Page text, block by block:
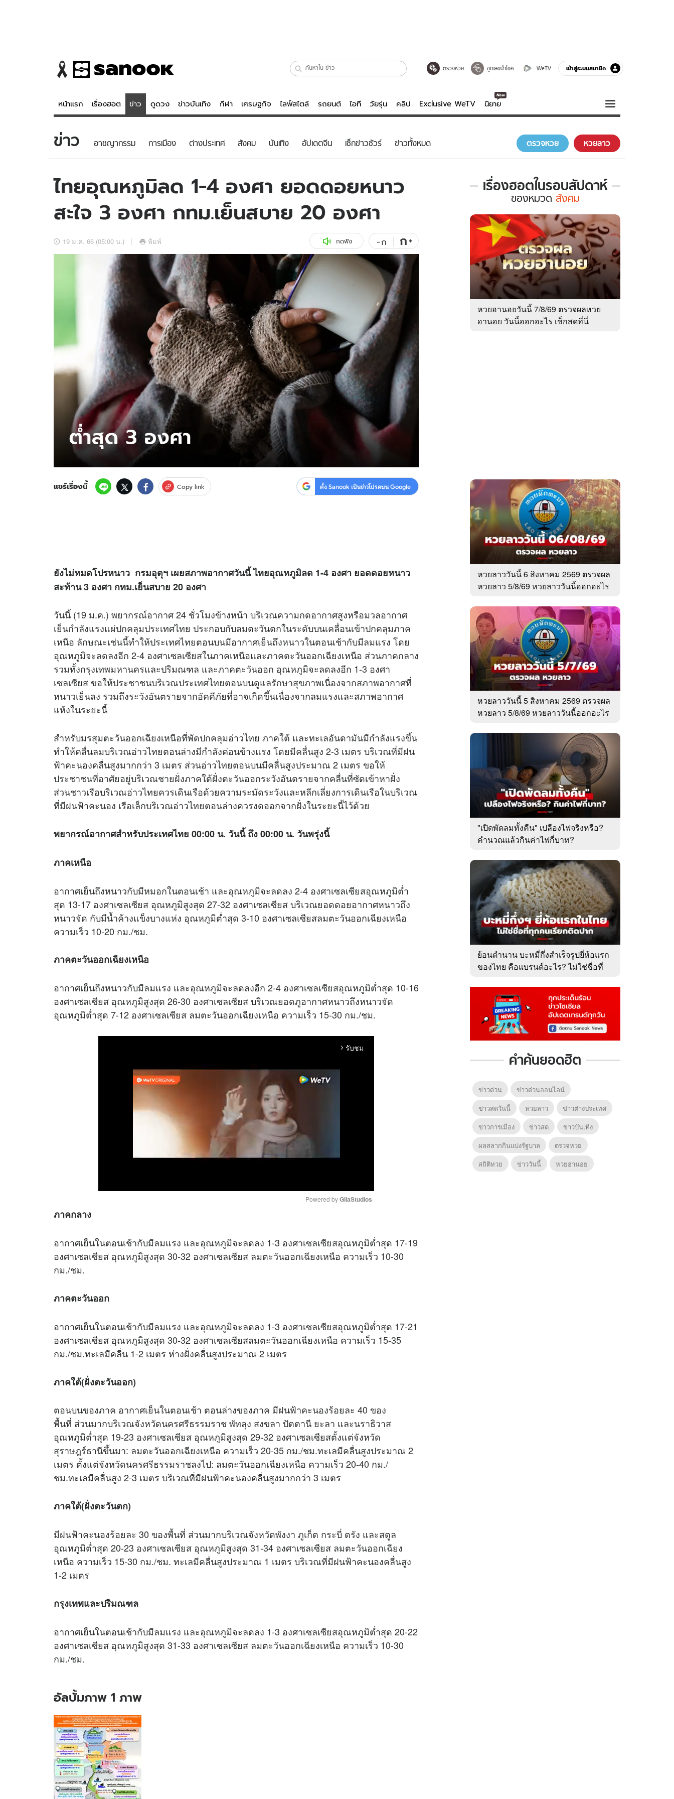
ตรวจหวย ขูดเลขนำโชค WeTV เข้าสู่ระบบสมาชิก
หน้าแรก เรื่องฮอต ข่าว ดูดวง ข่าวบันเทิง กีฬา เศรษฐกิจ ไลฟ์สไตล์ รถยนต์ ไอที วัยรุ่น คลิป Exclusive WeTV นิยาย
ข่าว
ข่าวบันเทิง
ข่าวกีฬา
ข่าวเศรษฐกิจ
อัปเดตจีน
เช็กข่าวชัวร์
ดูดวง - ตรวจหวย
สถิติหวยไทย
หวยลาว
ไลฟ์สไตล์
วัยรุ่น
ไอที
รถยนต์
สุขภาพ
เที่ยว-กิน
Tasteful Thailand
Sanook Choice
บันเทิงครบรส
ดูทีวี
WeTV
ความรู้รอบตัว
ฮาวทู
ดาวน์โหลดสนุกแอปฟรี ติดตามสนุกโซเชียลได้ที่
สงวนลิขสิทธิ์ © 2569บริษัท อิมเมจ ฟิวเจอร์ (ประเทศไทย) จำกัด
ข่าว อาชญากรรม การเมือง ต่างประเทศ สังคม บันเทิง อัปเดตจีน เช็กข่าวชัวร์ ข่าวทั้งหมด ตรวจหวย หวยลาว
ไทยอุณหภูมิลด 1-4 องศา ยอดดอยหนาว
สะใจ 3 องศา กทม.เย็นสบาย 20 องศา
19 ม.ค. 66 (05:00 น.) พิมพ์ กดฟัง -ก ก+
แชร์เรื่องนี้ Copy link ตั้ง Sanook เป็นข่าวโปรดบน Google
ยังไม่หมดโปรหนาว กรมอุตุฯ เผยสภาพอากาศวันนี้ ไทยอุณหภูมิลด 1-4 องศา ยอดดอยหนาว
สะท้าน 3 องศา กทม.เย็นสบาย 20 องศา
วันนี้ (19 ม.ค.) พยากรณ์อากาศ 24 ชั่วโมงข้างหน้า บริเวณความกดอากาศสูงหรือมวลอากาศ
เย็นกำลังแรงแผ่ปกคลุมประเทศไทย ประกอบกับลมตะวันตกในระดับบนเคลื่อนเข้าปกคลุมภาค
เหนือ ลักษณะเช่นนี้ทำให้ประเทศไทยตอนบนมีอากาศเย็นถึงหนาวในตอนเช้ากับมีลมแรง โดย
อุณหภูมิจะลดลงอีก 2-4 องศาเซลเซียสในภาคเหนือและภาคตะวันออกเฉียงเหนือ ส่วนภาคกลาง
รวมทั้งกรุงเทพมหานครและปริมณฑล และภาคตะวันออก อุณหภูมิจะลดลงอีก 1-3 องศา
เซลเซียส ขอให้ประชาชนบริเวณประเทศไทยตอนบนดูแลรักษาสุขภาพเนื่องจากสภาพอากาศที่
หนาวเย็นลง รวมถึงระวังอันตรายจากอัคคีภัยที่อาจเกิดขึ้นเนื่องจากลมแรงและสภาพอากาศ
แห้งในระยะนี้
สำหรับมรสุมตะวันออกเฉียงเหนือที่พัดปกคลุมอ่าวไทย ภาคใต้ และทะเลอันดามันมีกำลังแรงขึ้น
ทำให้คลื่นลมบริเวณอ่าวไทยตอนล่างมีกำลังค่อนข้างแรง โดยมีคลื่นสูง 2-3 เมตร บริเวณที่มีฝน
ฟ้าคะนองคลื่นสูงมากกว่า 3 เมตร ส่วนอ่าวไทยตอนบนมีคลื่นสูงประมาณ 2 เมตร ขอให้
ประชาชนที่อาศัยอยู่บริเวณชายฝั่งภาคใต้ฝั่งตะวันออกระวังอันตรายจากคลื่นที่ซัดเข้าหาฝั่ง
ส่วนชาวเรือบริเวณอ่าวไทยควรเดินเรือด้วยความระมัดระวังและหลีกเลี่ยงการเดินเรือในบริเวณ
ที่มีฝนฟ้าคะนอง เรือเล็กบริเวณอ่าวไทยตอนล่างควรงดออกจากฝั่งในระยะนี้ไว้ด้วย
พยากรณ์อากาศสำหรับประเทศไทย 00:00 น. วันนี้ ถึง 00:00 น. วันพรุ่งนี้
ภาคเหนือ
อากาศเย็นถึงหนาวกับมีหมอกในตอนเช้า และอุณหภูมิจะลดลง 2-4 องศาเซลเซียสอุณหภูมิต่ำ
สุด 13-17 องศาเซลเซียส อุณหภูมิสูงสุด 27-32 องศาเซลเซียส บริเวณยอดดอยอากาศหนาวถึง
หนาวจัด กับมีน้ำค้างแข็งบางแห่ง อุณหภูมิต่ำสุด 3-10 องศาเซลเซียสลมตะวันออกเฉียงเหนือ
ความเร็ว 10-20 กม./ชม.
ภาคตะวันออกเฉียงเหนือ
อากาศเย็นถึงหนาวกับมีลมแรง และอุณหภูมิจะลดลงอีก 2-4 องศาเซลเซียสอุณหภูมิต่ำสุด 10-16
องศาเซลเซียส อุณหภูมิสูงสุด 26-30 องศาเซลเซียส บริเวณยอดภูอากาศหนาวถึงหนาวจัด
อุณหภูมิต่ำสุด 7-12 องศาเซลเซียส ลมตะวันออกเฉียงเหนือ ความเร็ว 15-30 กม./ชม.
arrow_forward_ios รับชม
u
t
Powered by GliaStudios
ภาคกลาง
อากาศเย็นในตอนเช้ากับมีลมแรง และอุณหภูมิจะลดลง 1-3 องศาเซลเซียสอุณหภูมิต่ำสุด 17-19
องศาเซลเซียส อุณหภูมิสูงสุด 30-32 องศาเซลเซียส ลมตะวันออกเฉียงเหนือ ความเร็ว 10-30
กม./ชม.
ภาคตะวันออก
อากาศเย็นในตอนเช้ากับมีลมแรง และอุณหภูมิจะลดลง 1-3 องศาเซลเซียสอุณหภูมิต่ำสุด 17-21
องศาเซลเซียส อุณหภูมิสูงสุด 30-32 องศาเซลเซียสลมตะวันออกเฉียงเหนือ ความเร็ว 15-35
กม./ชม.ทะเลมีคลื่น 1-2 เมตร ห่างฝั่งคลื่นสูงประมาณ 2 เมตร
ภาคใต้(ฝั่งตะวันออก)
ตอนบนของภาค อากาศเย็นในตอนเช้า ตอนล่างของภาค มีฝนฟ้าคะนองร้อยละ 40 ของ
พื้นที่ ส่วนมากบริเวณจังหวัดนครศรีธรรมราช พัทลุง สงขลา ปัตตานี ยะลา และนราธิวาส
อุณหภูมิต่ำสุด 19-23 องศาเซลเซียส อุณหภูมิสูงสุด 29-32 องศาเซลเซียสตั้งแต่จังหวัด
สุราษฎร์ธานีขึ้นมา: ลมตะวันออกเฉียงเหนือ ความเร็ว 20-35 กม./ชม.ทะเลมีคลื่นสูงประมาณ 2
เมตร ตั้งแต่จังหวัดนครศรีธรรมราชลงไป: ลมตะวันออกเฉียงเหนือ ความเร็ว 20-40 กม./
ชม.ทะเลมีคลื่นสูง 2-3 เมตร บริเวณที่มีฝนฟ้าคะนองคลื่นสูงมากกว่า 3 เมตร
ภาคใต้(ฝั่งตะวันตก)
มีฝนฟ้าคะนองร้อยละ 30 ของพื้นที่ ส่วนมากบริเวณจังหวัดพังงา ภูเก็ต กระบี่ ตรัง และสตูล
อุณหภูมิต่ำสุด 20-23 องศาเซลเซียส อุณหภูมิสูงสุด 31-34 องศาเซลเซียส ลมตะวันออกเฉียง
เหนือ ความเร็ว 15-30 กม./ชม. ทะเลมีคลื่นสูงประมาณ 1 เมตร บริเวณที่มีฝนฟ้าคะนองคลื่นสูง
1-2 เมตร
กรุงเทพและปริมณฑล
อากาศเย็นในตอนเช้ากับมีลมแรง และอุณหภูมิจะลดลง 1-3 องศาเซลเซียสอุณหภูมิต่ำสุด 20-22
องศาเซลเซียส อุณหภูมิสูงสุด 31-33 องศาเซลเซียส ลมตะวันออกเฉียงเหนือ ความเร็ว 10-30
กม./ชม.
อัลบั้มภาพ 1 ภาพ
อัลบั้ม
ภาพ
1
ภาพ
ของ
ไทย
อุณหภูมิ
ลด
เรื่องฮอตในรอบสัปดาห์
เรื่อง
ใน
รอบ
สัปดาห์
หมวด
สังคม
ของหมวด สังคม
หวยฮานอยวันนี้ 7/8/69 ตรวจผลหวย
ฮานอย วันนี้ออกอะไร เช็กสดที่นี่
หวยลาววันนี้ 6 สิงหาคม 2569 ตรวจผล
หวยลาว 5/8/69 หวยลาววันนี้ออกอะไร
หวยลาววันนี้ 5 สิงหาคม 2569 ตรวจผล
หวยลาว 5/8/69 หวยลาววันนี้ออกอะไร
"เปิดพัดลมทั้งคืน" เปลืองไฟจริงหรือ?
คำนวณแล้วกินค่าไฟกี่บาท?
ย้อนตำนาน บะหมี่กึ่งสำเร็จรูปยี่ห้อแรก
ของไทย คือแบรนด์อะไร? ไม่ใช่ชื่อที่
คำค้นยอดฮิต
ข่าวด่วน
ข่าวด่วนออนไลน์
ข่าวสดวันนี้
หวยลาว
ข่าวต่างประเทศ
ข่าวการเมือง
ข่าวสด
ข่าวบันเทิง
ผลสลากกินแบ่งรัฐบาล
ตรวจหวย
สถิติหวย
ข่าววันนี้ หวยฮานอย